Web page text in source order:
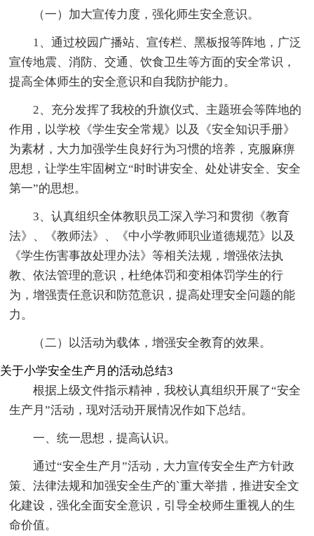
（一）加大宣传力度，强化师生安全意识。
1、通过校园广播站、宣传栏、黑板报等阵地，广泛
宣传地震、消防、交通、饮食卫生等方面的安全常识，
提高全体师生的安全意识和自我防护能力。
2、充分发挥了我校的升旗仪式、主题班会等阵地的
作用，以学校《学生安全常规》以及《安全知识手册》
为素材，大力加强学生良好行为习惯的培养，克服麻痹
思想，让学生牢固树立“时时讲安全、处处讲安全、安全
第一”的思想。
3、认真组织全体教职员工深入学习和贯彻《教育
法》、《教师法》、《中小学教师职业道德规范》以及
《学生伤害事故处理办法》等相关法规，增强依法执
教、依法管理的意识，杜绝体罚和变相体罚学生的行
为，增强责任意识和防范意识，提高处理安全问题的能
力。
（二）以活动为载体，增强安全教育的效果。
关于小学安全生产月的活动总结3
根据上级文件指示精神，我校认真组织开展了“安全
生产月”活动，现对活动开展情况作如下总结。
一、统一思想，提高认识。
通过“安全生产月”活动，大力宣传安全生产方针政
策、法律法规和加强安全生产的`重大举措，推进安全文
化建设，强化全面安全意识，引导全校师生重视人的生
命价值。